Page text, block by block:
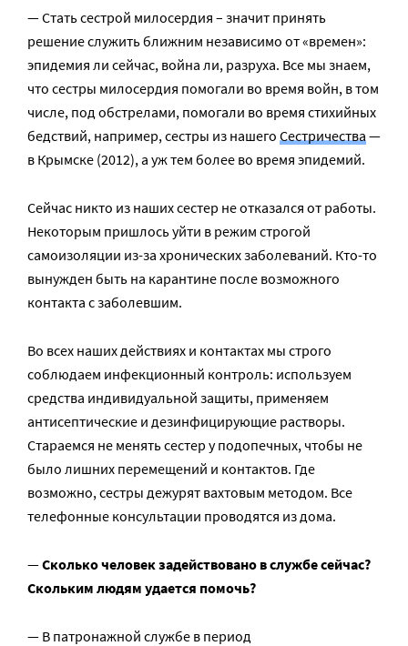
— Стать сестрой милосердия – значит принять
решение служить ближним независимо от «времен»:
эпидемия ли сейчас, война ли, разруха. Все мы знаем,
что сестры милосердия помогали во время войн, в том
числе, под обстрелами, помогали во время стихийных
бедствий, например, сестры из нашего Сестричества —
в Крымске (2012), а уж тем более во время эпидемий.
Сейчас никто из наших сестер не отказался от работы.
Некоторым пришлось уйти в режим строгой
самоизоляции из-за хронических заболеваний. Кто-то
вынужден быть на карантине после возможного
контакта с заболевшим.
Во всех наших действиях и контактах мы строго
соблюдаем инфекционный контроль: используем
средства индивидуальной защиты, применяем
антисептические и дезинфицирующие растворы.
Стараемся не менять сестер у подопечных, чтобы не
было лишних перемещений и контактов. Где
возможно, сестры дежурят вахтовым методом. Все
телефонные консультации проводятся из дома.
—Сколько человек задействовано в службе сейчас?
Скольким людям удается помочь?
— В патронажной службе в период